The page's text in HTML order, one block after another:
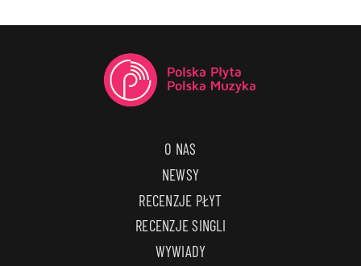
O NAS
NEWSY
RECENZJE PŁYT
RECENZJE SINGLI
WYWIADY